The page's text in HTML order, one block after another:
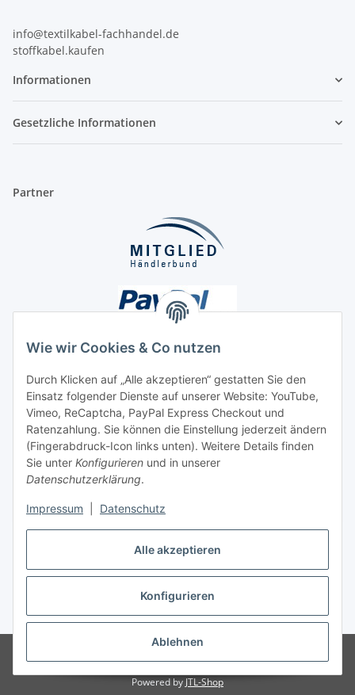
Alle akzeptieren
Konfigurieren
Ablehnen
Wie wir Cookies & Co nutzen
Durch Klicken auf „Alle akzeptieren“ gestatten Sie den
Einsatz folgender Dienste auf unserer Website: YouTube,
Vimeo, ReCaptcha, PayPal Express Checkout und
Ratenzahlung. Sie können die Einstellung jederzeit ändern
(Fingerabdruck-Icon links unten). Weitere Details finden
Sie unter Konfigurieren und in unserer
Datenschutzerklärung.
Impressum Datenschutz
info@textilkabel-fachhandel.de
stoffkabel.kaufen
Informationen
Gesetzliche Informationen
Partner
Unsere Seiten
Social Media
Vertrag widerrufen
* Alle Preise inkl. gesetzlicher USt., ** siehe Lieferbedingungen, zzgl.
Versand
Powered by JTL-Shop